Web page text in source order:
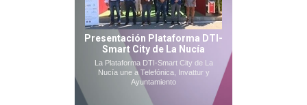
Presentación Plataforma DTI-
Smart City de La Nucía
La Plataforma DTI-Smart City de La
Nucía une a Telefónica, Invattur y
Ayuntamiento